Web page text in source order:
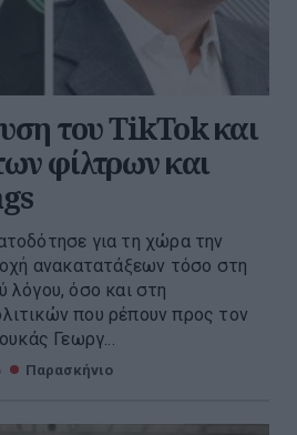
του TikTok και
φίλτρων και
για τη χώρα την
ανακατατάξεων τόσο στη
λόγου, όσο και στη
που ρέπουν προς τον
Γεωργ...
Παρασκήνιο